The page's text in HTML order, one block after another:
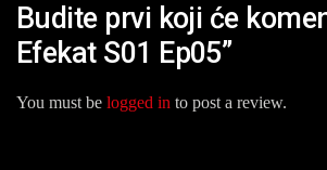
Budite prvi koji će
Efekat S01 Ep05”
You must be logged in to post a review.